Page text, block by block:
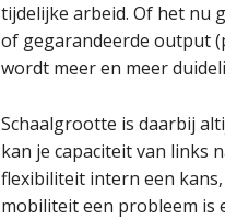
tijdelijke arbeid. Of het nu
of gegarandeerde output
wordt meer en meer
Schaalgrootte is daarbij
kan je capaciteit van links
flexibiliteit intern een
mobiliteit een probleem is